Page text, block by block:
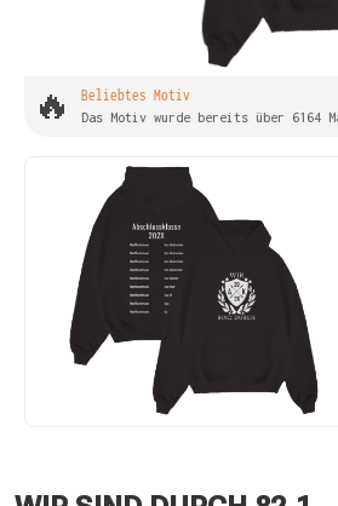
🔥 Beliebtes Motiv
Das Motiv wurde bereits über 6164